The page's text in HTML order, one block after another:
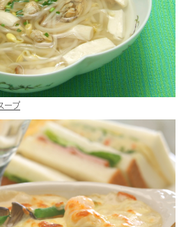
ープ